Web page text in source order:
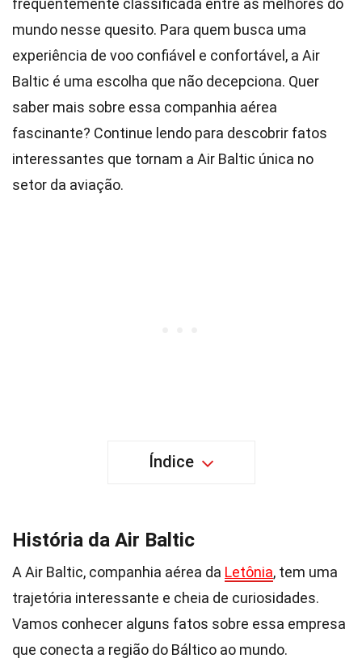
frequentemente classificada entre as melhores do
mundo nesse quesito. Para quem busca uma
experiência de voo confiável e confortável, a Air
Baltic é uma escolha que não decepciona. Quer
saber mais sobre essa companhia aérea
fascinante? Continue lendo para descobrir fatos
interessantes que tornam a Air Baltic única no
setor da aviação.
Índice
História da Air Baltic
A Air Baltic, companhia aérea da Letônia, tem uma
trajetória interessante e cheia de curiosidades.
Vamos conhecer alguns fatos sobre essa empresa
que conecta a região do Báltico ao mundo.